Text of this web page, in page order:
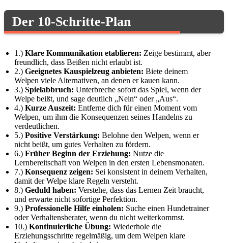
Der 10-Schritte-Plan
1.) Klare Kommunikation etablieren: Zeige bestimmt, aber
freundlich, dass Beißen nicht erlaubt ist.
2.) Geeignetes Kauspielzeug anbieten: Biete deinem
Welpen viele Alternativen, an denen er kauen kann.
3.) Spielabbruch: Unterbreche sofort das Spiel, wenn der
Welpe beißt, und sage deutlich „Nein“ oder „Aus“.
4.) Kurze Auszeit: Entferne dich für einen Moment vom
Welpen, um ihm die Konsequenzen seines Handelns zu
verdeutlichen.
5.) Positive Verstärkung: Belohne den Welpen, wenn er
nicht beißt, um gutes Verhalten zu fördern.
6.) Früher Beginn der Erziehung: Nutze die
Lernbereitschaft von Welpen in den ersten Lebensmonaten.
7.) Konsequenz zeigen: Sei konsistent in deinem Verhalten,
damit der Welpe klare Regeln versteht.
8.) Geduld haben: Verstehe, dass das Lernen Zeit braucht,
und erwarte nicht sofortige Perfektion.
9.) Professionelle Hilfe einholen: Suche einen Hundetrainer
oder Verhaltensberater, wenn du nicht weiterkommst.
10.) Kontinuierliche Übung: Wiederhole die
Erziehungsschritte regelmäßig, um dem Welpen klare